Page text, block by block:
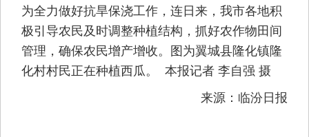
为全力做好抗旱保浇工作，连日来，我市各地积
极引导农民及时调整种植结构，抓好农作物田间
管理，确保农民增产增收。图为翼城县隆化镇隆
化村村民正在种植西瓜。 本报记者 李自强 摄
来源：临汾日报